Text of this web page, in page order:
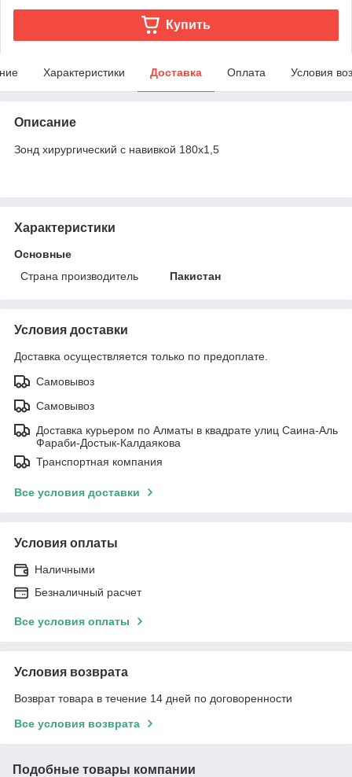
Купить
Характеристики Доставка Оплата Условия
Описание
Зонд хирургический с навивкой 180х1,5
Характеристики
Основные
Страна производитель
Пакистан
Условия доставки
Доставка осуществляется только по предоплате.
Самовывоз
Самовывоз
Доставка курьером по Алматы в квадрате улиц Саина-Аль
Фараби-Достык-Калдаякова
Транспортная компания
Все условия доставки
Условия оплаты
Наличными
Безналичный расчет
Все условия оплаты
Условия возврата
Возврат товара в течение 14 дней по договоренности
Все условия возврата
Подобные товары компании